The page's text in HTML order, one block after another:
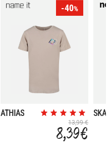
-40%
ATHIAS
13,99 €
8,39 €